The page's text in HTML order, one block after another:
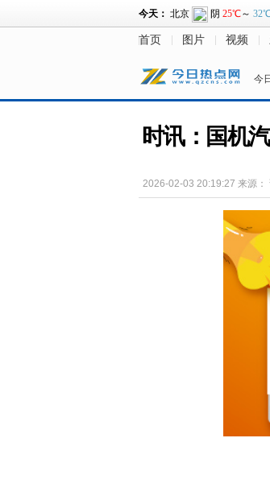
首页 图片 视频
今
时讯：国机
2026-02-03 20:19:27 来源：